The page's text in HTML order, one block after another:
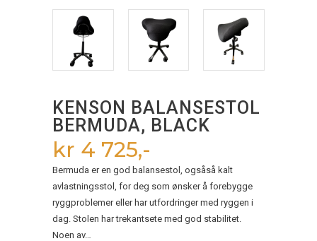
KENSON BALANSESTOL
BERMUDA, BLACK
kr 4 725,-
Bermuda er en god balansestol, ogsåså kalt
avlastningsstol, for deg som ønsker å forebygge
ryggproblemer eller har utfordringer med ryggen i
dag. Stolen har trekantsete med god stabilitet.
Noen av…